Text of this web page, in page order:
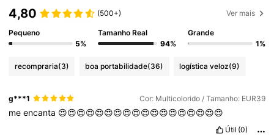
4,80 (500+) Ver mais
Pequeno
5%
Tamanho Real
94%
Grande
1%
recompraria(3) boa portabilidade(36) logística veloz(9)
g***1 Cor: Multicolorido / Tamanho: EUR39
meencanta 😍😍😍😍😍😍😍😍😍😍😍😍😍😍😍😍😍😍
Útil (0)